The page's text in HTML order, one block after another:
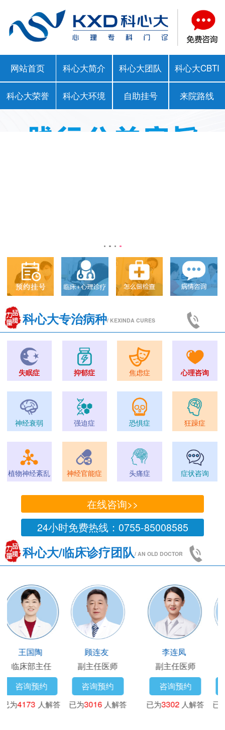
网站首页 科心大简介 科心大团队 科心大CBTI
科心大荣誉 科心大环境 自助挂号 来院路线
科心大专治病种/ KEXINDA CURES
失眠症 抑郁症 焦虑症 心理咨询
神经衰弱 强迫症 恐惧症 狂躁症
植物神经紊乱 神经官能症 头痛症 症状咨询
在线咨询>>
24小时免费热线：0755-85008585
科心大/临床诊疗团队/ AN OLD DOCTOR
王凯
主任医师
咨询预约
已为3718 人解答
王国陶
临床部主任
咨询预约
已为4173人解答
顾连友
副主任医师
咨询预约
已为3016人解答